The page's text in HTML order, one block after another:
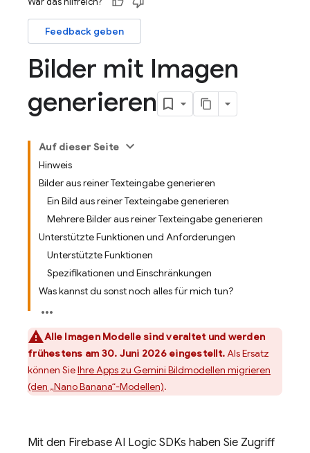
Feedback geben
Bilder mit Imagen
generieren
Auf dieser Seite
Hinweis
Bilder aus reiner Texteingabe generieren
Ein Bild aus reiner Texteingabe generieren
Mehrere Bilder aus reiner Texteingabe generieren
Unterstützte Funktionen und Anforderungen
Unterstützte Funktionen
Spezifikationen und Einschränkungen
Was kannst du sonst noch alles für mich tun?
Alle ImagenModelle sind veraltet und werden
frühestens am 30. Juni 2026 eingestellt.Als Ersatz
können SieIhre Apps zu Gemini Bildmodellen migrieren
(den „Nano Banana“-Modellen).
Mit den Firebase AI Logic SDKs haben Sie Zugriff